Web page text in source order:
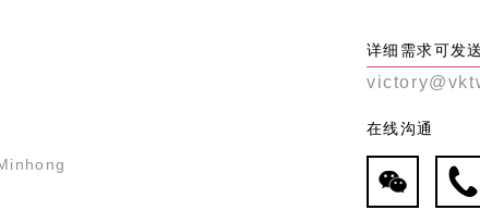
详细需求可发
在线沟通